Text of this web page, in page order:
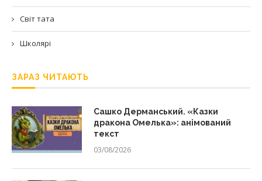
Світ тата
Школярі
ЗАРАЗ ЧИТАЮТЬ
Сашко Дерманський. «Казки
дракона Омелька»: анімований
текст
03/08/2026